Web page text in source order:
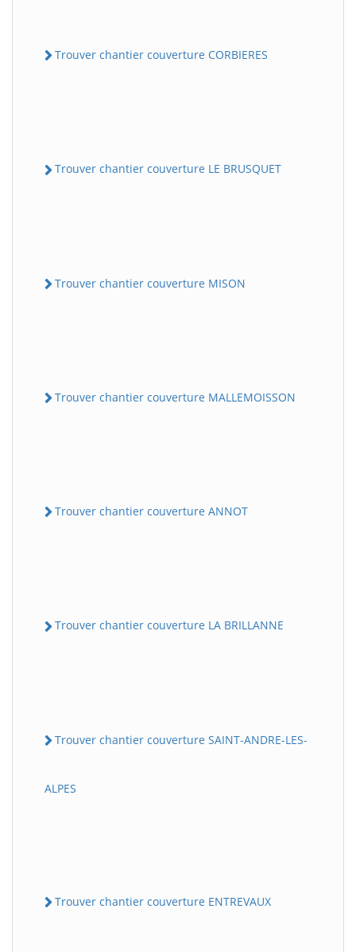
Trouver chantier couverture CORBIERES
Trouver chantier couverture LE BRUSQUET
Trouver chantier couverture MISON
Trouver chantier couverture MALLEMOISSON
Trouver chantier couverture ANNOT
Trouver chantier couverture LA BRILLANNE
Trouver chantier couverture SAINT-ANDRE-LES-
ALPES
Trouver chantier couverture ENTREVAUX